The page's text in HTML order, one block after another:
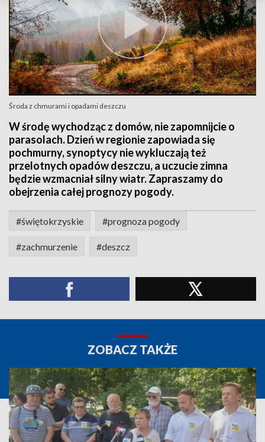
Środa z chmurami i opadami deszczu
W środę wychodząc z domów, nie zapomnijcie o
parasolach. Dzień w regionie zapowiada się
pochmurny, synoptycy nie wykluczają też
przelotnych opadów deszczu, a uczucie zimna
będzie wzmacniał silny wiatr. Zapraszamy do
obejrzenia całej prognozy pogody.
#świętokrzyskie #prognoza pogody
#zachmurzenie #deszcz
ZOBACZ TAKŻE